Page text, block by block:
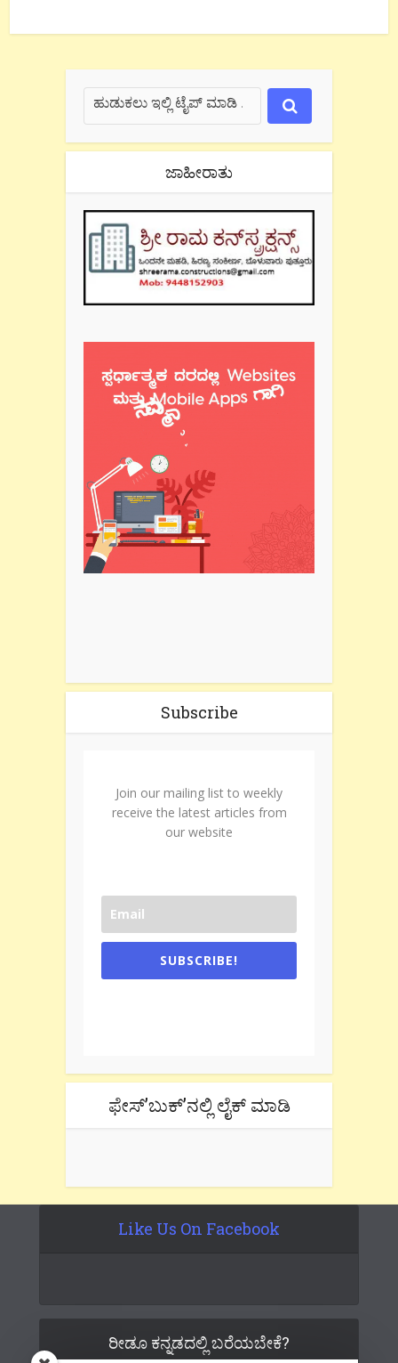
ಜಾಹೀರಾತು
Subscribe
Join our mailing list to weekly
receive the latest articles from
our website
SUBSCRIBE!
ಫೇಸ್’ಬುಕ್’ನಲ್ಲಿ ಲೈಕ್ ಮಾಡಿ
Like Us On Facebook
ರೀಡೂ ಕನ್ನಡದಲ್ಲಿ ಬರೆಯಬೇಕೆ?